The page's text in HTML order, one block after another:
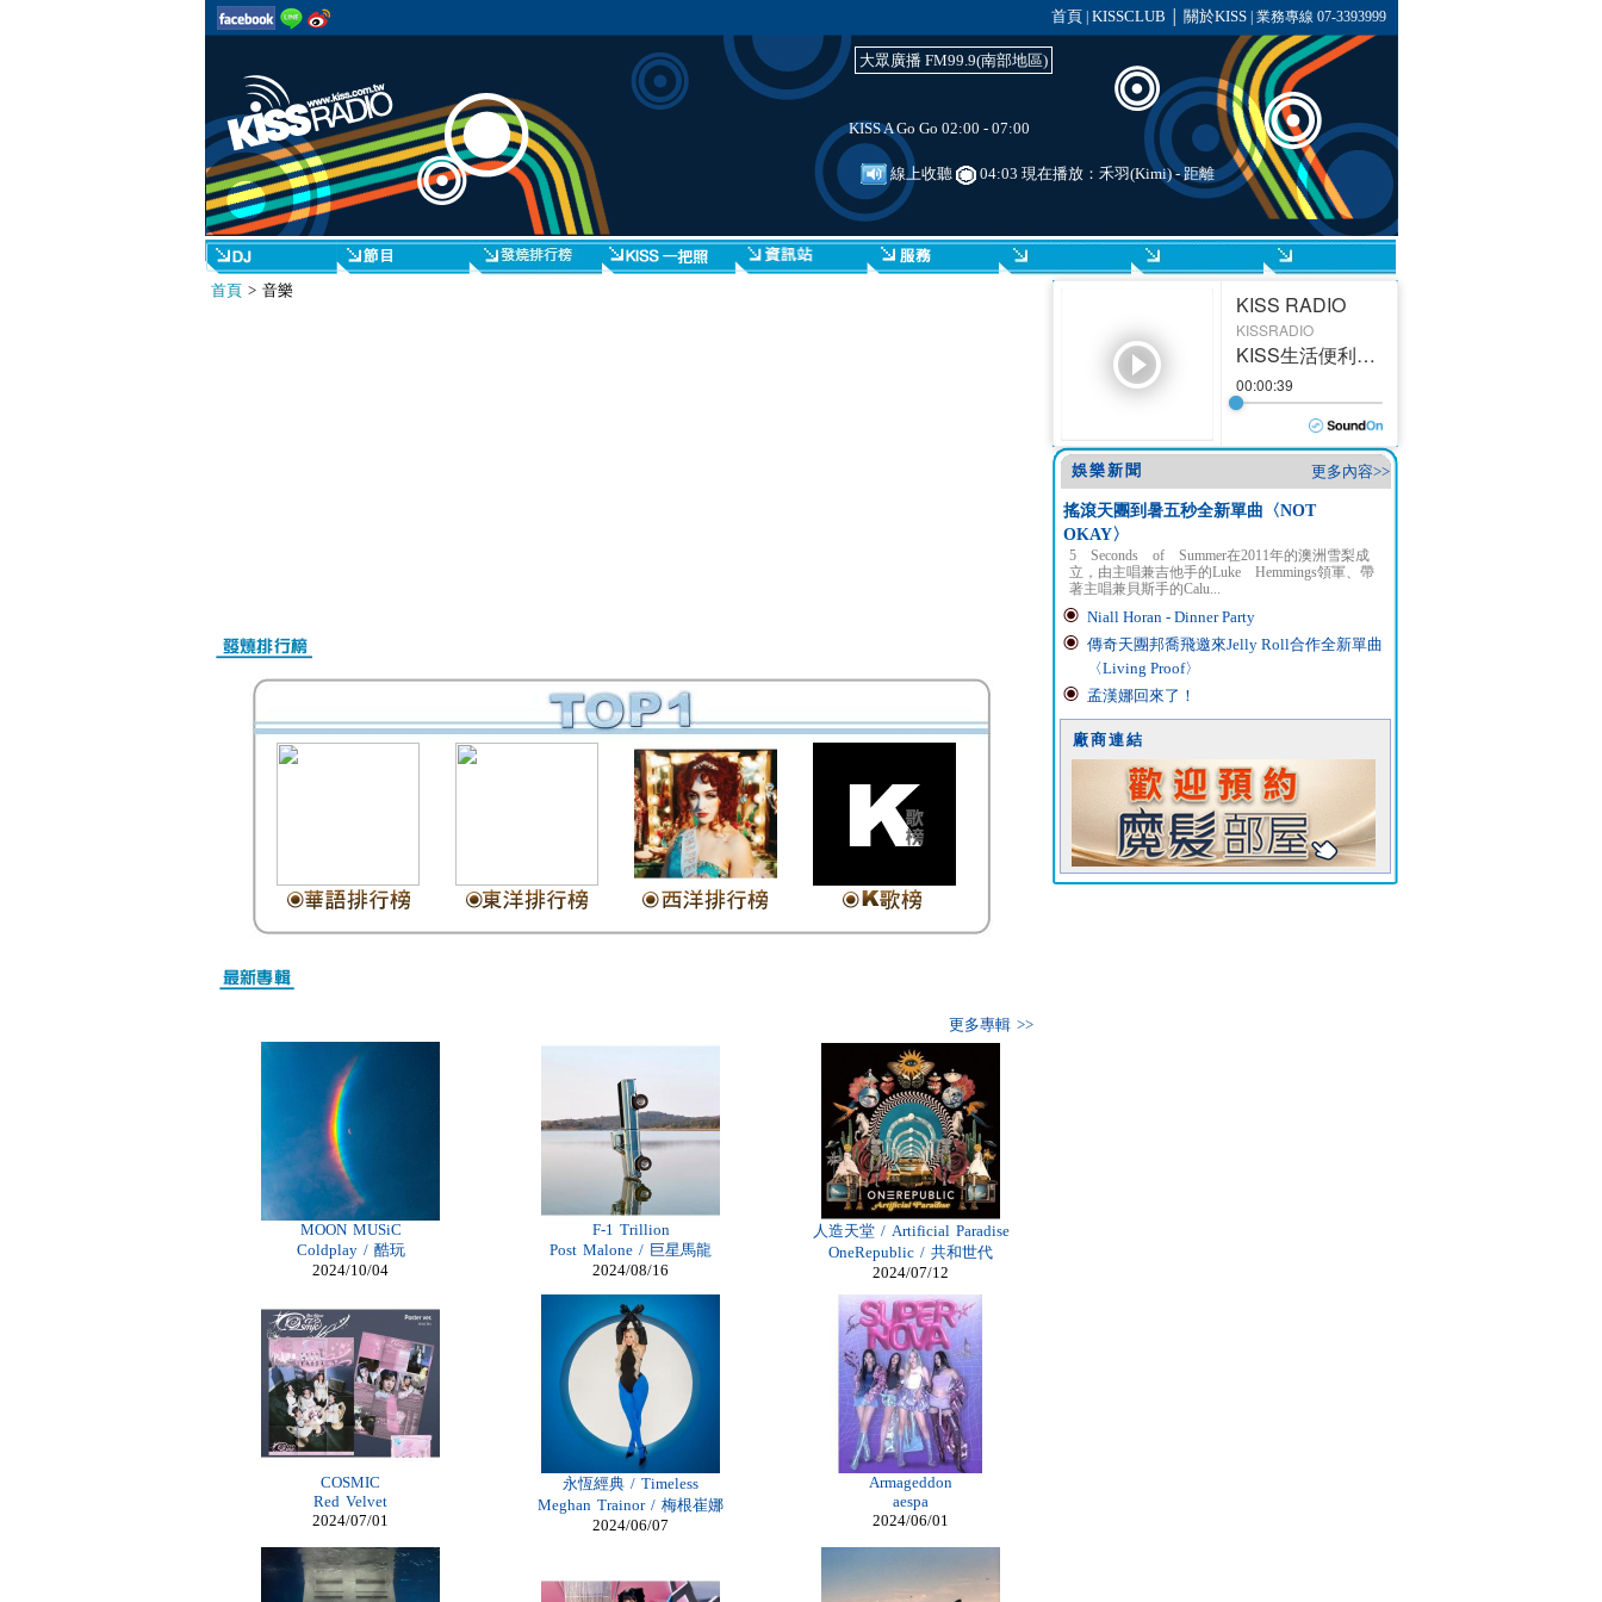
首頁 KISSCLUB 關於KISS| 業務專線 07-3393999
大眾廣播 FM99.9(南部地區)
KISS A Go Go 02:00 - 07:00
線上收聽 04:03 現在播放：禾羽(Kimi) - 距離
首頁> 音樂
Christian Louboutin Schuhe Outlet
Nike Air Max Kaufen Schweiz
Billig Nike Air Max
Billiga Moncler Jacka
Longchamp Pas Cher
Billiga Nike Air Max
moncler online shop
cheap mbt shoes
moncler jas heren
billig adidas yeezy
longchamp outlet uk
Cheap Longchamp Bags
Christian Louboutin Homme pas cher
Nike Billig
moncler Daunenmantel damen
Moncler Jacken Herren
Billig Moncler dam
Billig moncler
Louboutin Schuhe Outlet
Christian Louboutin Schuhe Kaufen
louboutin schuhe sale
Billig Christian Louboutin Schuhe
louboutin Schuhe Shop
Damen Moncler Jacken
Christian Louboutin Online Shop
Longchamp pliage pas cher
moncler outlet zürich
Günstige Nike Air Max
更多專輯 >>
MOON MUSiC
Coldplay / 酷玩
2024/10/04
F-1 Trillion
Post Malone / 巨星馬龍
2024/08/16
人造天堂 / Artificial Paradise
OneRepublic / 共和世代
2024/07/12
COSMIC
Red Velvet
2024/07/01
永恆經典 / Timeless
Meghan Trainor / 梅根崔娜
2024/06/07
Armageddon
aespa
2024/06/01
更多內容>>
娛樂新聞
搖滾天團到暑五秒全新單曲〈NOT
OKAY〉
5 Seconds of Summer在2011年的澳洲雪梨成
立，由主唱兼吉他手的Luke Hemmings領軍、帶
著主唱兼貝斯手的Calu...
Niall Horan - Dinner Party
傳奇天團邦喬飛邀來Jelly Roll合作全新單曲
〈Living Proof〉
孟漢娜回來了！
廠商連結